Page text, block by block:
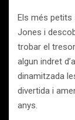
Els més petits
Jones i
trobar el
algun indret
dinamitzada
divertida i
anys.